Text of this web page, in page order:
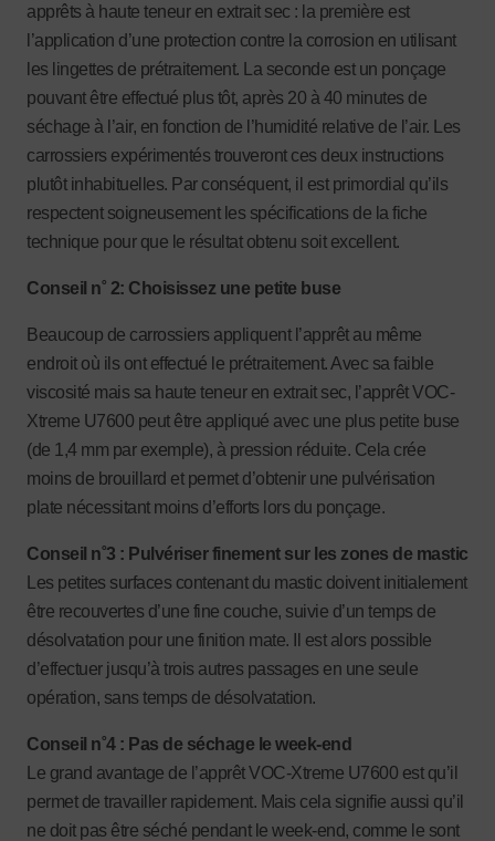
apprêts à haute teneur en extrait sec : la première est
l’application d’une protection contre la corrosion en utilisant
les lingettes de prétraitement. La seconde est un ponçage
pouvant être effectué plus tôt, après 20 à 40 minutes de
séchage à l’air, en fonction de l’humidité relative de l’air. Les
carrossiers expérimentés trouveront ces deux instructions
plutôt inhabituelles. Par conséquent, il est primordial qu’ils
respectent soigneusement les spécifications de la fiche
technique pour que le résultat obtenu soit excellent.
Conseil n˚ 2: Choisissez une petite buse
Beaucoup de carrossiers appliquent l’apprêt au même
endroit où ils ont effectué le prétraitement. Avec sa faible
viscosité mais sa haute teneur en extrait sec, l’apprêt VOC-
Xtreme U7600 peut être appliqué avec une plus petite buse
(de 1,4 mm par exemple), à pression réduite. Cela crée
moins de brouillard et permet d’obtenir une pulvérisation
plate nécessitant moins d’efforts lors du ponçage.
Conseil n˚3 : Pulvériser finement sur les zones de mastic
Les petites surfaces contenant du mastic doivent initialement
être recouvertes d’une fine couche, suivie d’un temps de
désolvatation pour une finition mate. Il est alors possible
d’effectuer jusqu’à trois autres passages en une seule
opération, sans temps de désolvatation.
Conseil n˚4 : Pas de séchage le week-end
Le grand avantage de l’apprêt VOC-Xtreme U7600 est qu’il
permet de travailler rapidement. Mais cela signifie aussi qu’il
ne doit pas être séché pendant le week-end, comme le sont